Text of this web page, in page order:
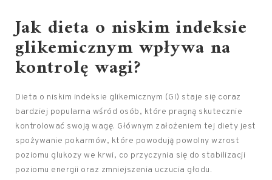
Jak dieta o niskim indeksie
glikemicznym wpływa na
kontrolę wagi?
Dieta o niskim indeksie glikemicznym (GI) staje się coraz
bardziej popularna wśród osób, które pragną skutecznie
kontrolować swoją wagę. Głównym założeniem tej diety jest
spożywanie pokarmów, które powodują powolny wzrost
poziomu glukozy we krwi, co przyczynia się do stabilizacji
poziomu energii oraz zmniejszenia uczucia głodu.